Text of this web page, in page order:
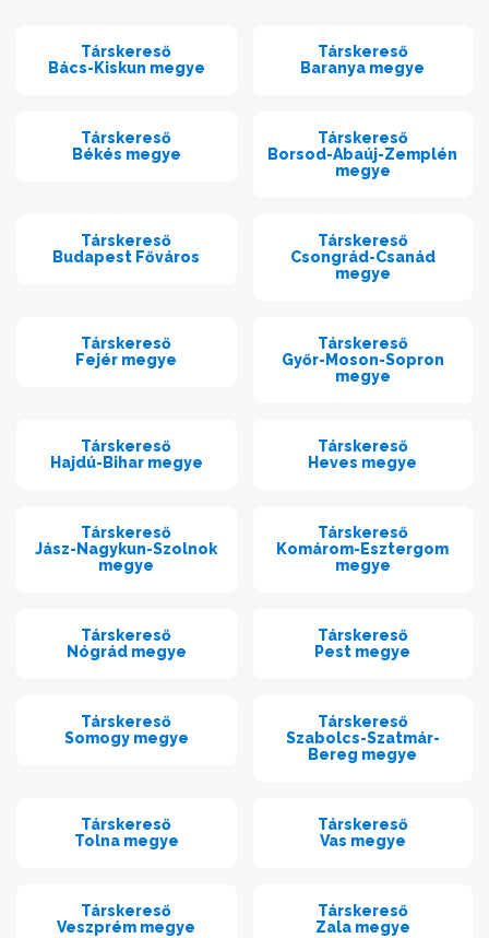
Társkereső
Bács-Kiskun megye
Társkereső
Baranya megye
Társkereső
Békés megye
Társkereső
Borsod-Abaúj-Zemplén
megye
Társkereső
Budapest Főváros
Társkereső
Csongrád-Csanád
megye
Társkereső
Fejér megye
Társkereső
Győr-Moson-Sopron
megye
Társkereső
Hajdú-Bihar megye
Társkereső
Heves megye
Társkereső
Jász-Nagykun-Szolnok
megye
Társkereső
Komárom-Esztergom
megye
Társkereső
Nógrád megye
Társkereső
Pest megye
Társkereső
Somogy megye
Társkereső
Szabolcs-Szatmár-
Bereg megye
Társkereső
Tolna megye
Társkereső
Vas megye
Társkereső
Veszprém megye
Társkereső
Zala megye